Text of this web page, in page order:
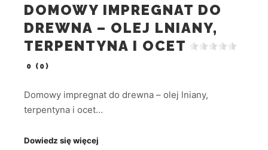
DOMOWY IMPREGNAT DO
DREWNA – OLEJ LNIANY,
TERPENTYNA I OCET
0 (0)
Domowy impregnat do drewna – olej lniany,
terpentyna i ocet…
Dowiedz się więcej